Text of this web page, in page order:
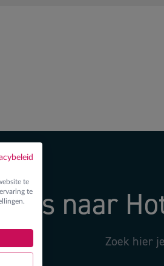
te
te
Reis naar
Zoek hier